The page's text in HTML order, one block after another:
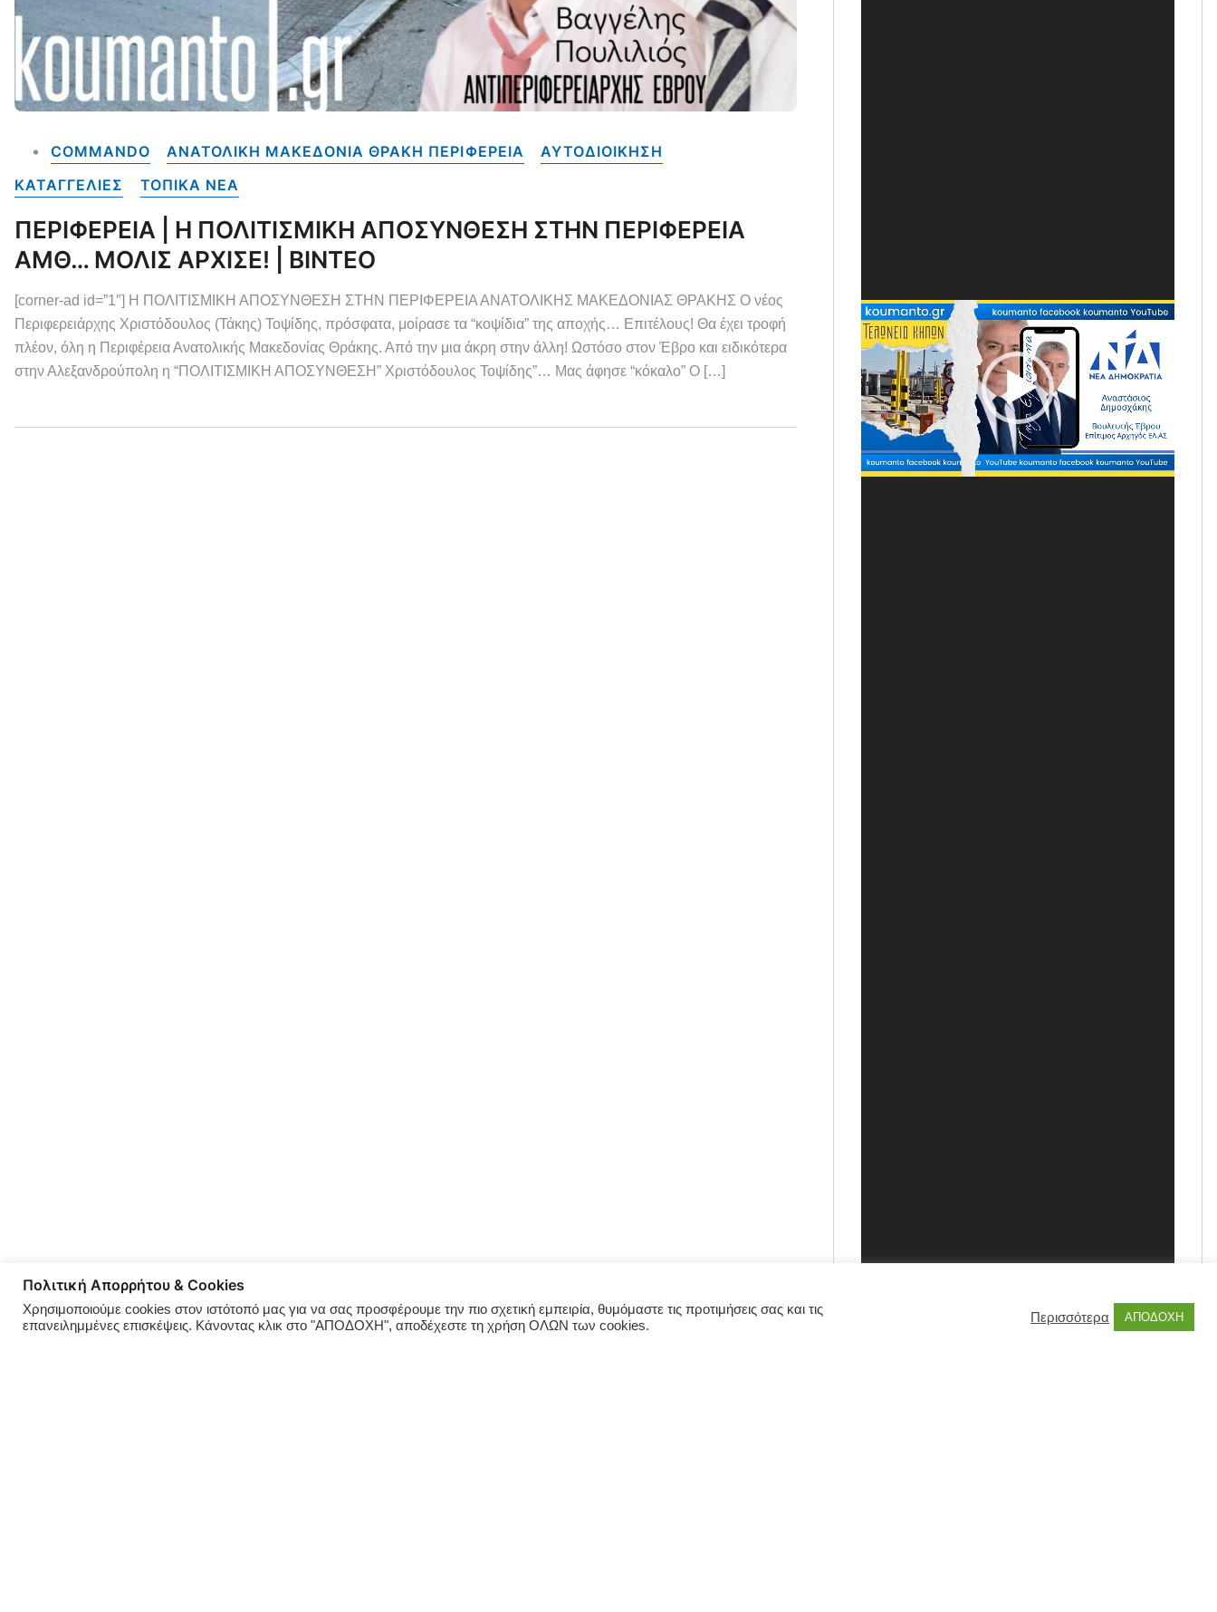
COMMANDO ΑΝΑΤΟΛΙΚΗ ΜΑΚΕΔΟΝΙΑ ΘΡΑΚΗ ΠΕΡΙΦΕΡΕΙΑ
ΑΥΤΟΔΙΟΙΚΗΣΗ
ΚΑΤΑΓΓΕΛΙΕΣ
ΤΟΠΙΚΑ NEA
ΠΕΡΙΦΕΡΕΙΑ | Η ΠΟΛΙΤΙΣΜΙΚΗ ΑΠΟΣΥΝΘΕΣΗ ΣΤΗΝ ΠΕΡΙΦΕΡΕΙΑ
ΑΜΘ… ΜΟΛΙΣ ΑΡΧΙΣΕ! | ΒΙΝΤΕΟ
[corner-ad id=”1″] Η ΠΟΛΙΤΙΣΜΙΚΗ ΑΠΟΣΥΝΘΕΣΗ ΣΤΗΝ ΠΕΡΙΦΕΡΕΙΑ ΑΝΑΤΟΛΙΚΗΣ ΜΑΚΕΔΟΝΙΑΣ ΘΡΑΚΗΣ Ο νέος
Περιφερειάρχης Χριστόδουλος (Τάκης) Τοψίδης, πρόσφατα, μοίρασε τα “κοψίδια” της αποχής… Επιτέλους! Θα έχει τροφή
πλέον, όλη η Περιφέρεια Ανατολικής Μακεδονίας Θράκης. Από την μια άκρη στην άλλη! Ωστόσο στον Έβρο και ειδικότερα
στην Αλεξανδρούπολη η “ΠΟΛΙΤΙΣΜΙΚΗ ΑΠΟΣΥΝΘΕΣΗ” Χριστόδουλος Τοψίδης”… Μας άφησε “κόκαλο” Ο […]
Πολιτική Απορρήτου & Cookies
Χρησιμοποιούμε cookies στον ιστότοπό μας για να σας προσφέρουμε την πιο σχετική εμπειρία, θυμόμαστε τις προτιμήσεις σας και τις
επανειλημμένες επισκέψεις. Κάνοντας κλικ στο "ΑΠΟΔΟΧΗ", αποδέχεστε τη χρήση ΟΛΩΝ των cookies.
Περισσότερα ΑΠΟΔΟΧΗ